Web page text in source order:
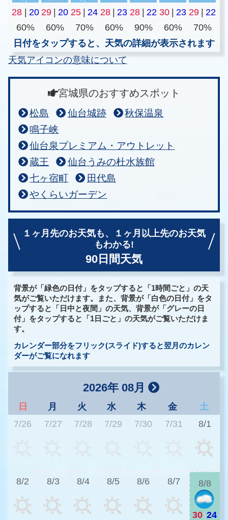
28 20 29 20 25 24 28 23 28 22 30 23 29
22
60%
60% 70% 60% 90% 60%
70%
日付をタップすると、天気の詳細が表示されます
天気アイコンの意味について
宮城県のおすすめスポット
松島 仙台城跡
秋保温泉
鳴子峡
仙台泉プレミアム・アウトレット
蔵王
仙台うみの杜水族館
七ヶ宿町
田代島
やくらいガーデン
１ヶ月先のお天気も、
１ヶ月以上先のお天気
もわかる!
90日間天気
背景が「緑色の日付」をタップすると「1時間ごと」の天
気がご覧いただけます。また、背景が「白色の日付」をタ
ップすると「日中と夜間」の天気、背景が「グレーの日
付」をタップすると「1日ごと」の天気がご覧いただけま
す。
カレンダー部分をフリック(スライド)すると翌月のカレン
ダーがご覧になれます
2026年 08月
日 月 火 水 木 金
土
7/26
7/27 7/28 7/29 7/30 7/31 8/1
8/2 8/3 8/4 8/5 8/6 8/7 8/8
30 24